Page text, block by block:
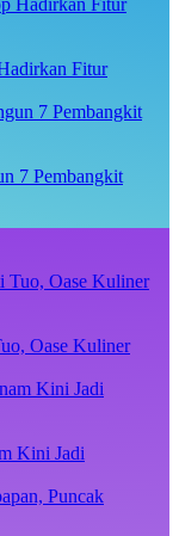
Fitur
7 Pembangkit
Oase Kuliner
Kini Jadi